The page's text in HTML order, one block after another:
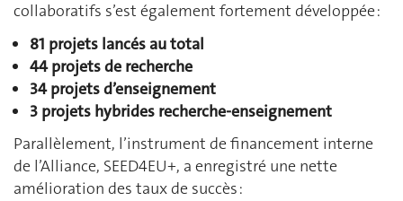
collaboratifs s’est également fortement développée :
81 projets lancés au total
44 projets de recherche
34 projets d’enseignement
3 projets hybrides recherche-enseignement
Parallèlement, l’instrument de financement interne
de l’Alliance, SEED4EU+, a enregistré une nette
amélioration des taux de succès :